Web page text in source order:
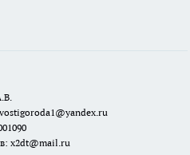
x2dt@mail.ru